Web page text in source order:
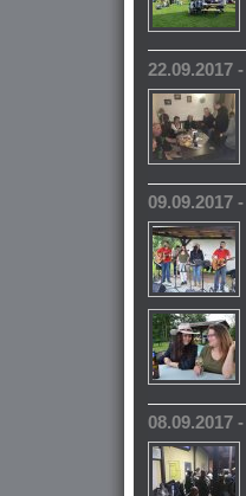
22.09.2017
09.09.2017
08.09.2017